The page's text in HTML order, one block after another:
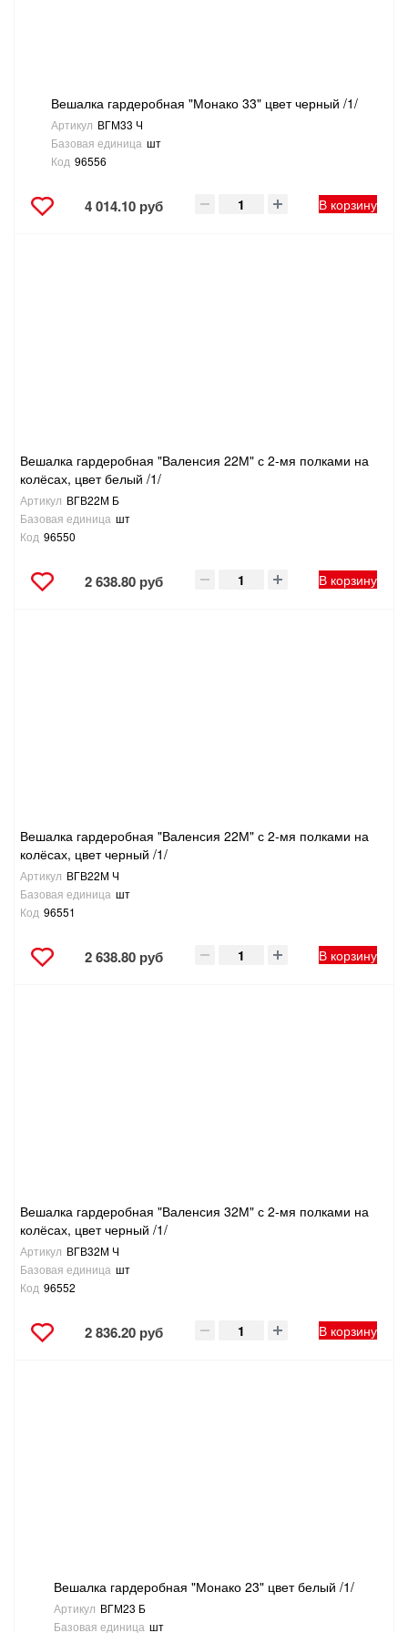
ЭЛЕКТРОМОНТАЖНЫЕ ТОВАРЫ, СВЕТОТЕХНИКА
Вешалка гардеробная "Монако 33" цвет черный /1/
Артикул ВГМ33 Ч
Базовая единица шт
Код 96556
4 014.10 руб В корзину
Вешалка гардеробная "Валенсия 22М" с 2-мя полками на
колёсах, цвет белый /1/
Артикул ВГВ22М Б
Базовая единица шт
Код 96550
2 638.80 руб В корзину
Вешалка гардеробная "Валенсия 22М" с 2-мя полками на
колёсах, цвет черный /1/
Артикул ВГВ22М Ч
Базовая единица шт
Код 96551
2 638.80 руб В корзину
Вешалка гардеробная "Валенсия 32М" с 2-мя полками на
колёсах, цвет черный /1/
Артикул ВГВ32М Ч
Базовая единица шт
Код 96552
2 836.20 руб В корзину
Вешалка гардеробная "Монако 23" цвет белый /1/
Артикул ВГМ23 Б
Базовая единица шт